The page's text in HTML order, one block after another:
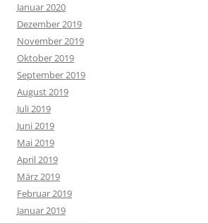
Januar 2020
Dezember 2019
November 2019
Oktober 2019
September 2019
August 2019
Juli 2019
Juni 2019
Mai 2019
April 2019
März 2019
Februar 2019
Januar 2019